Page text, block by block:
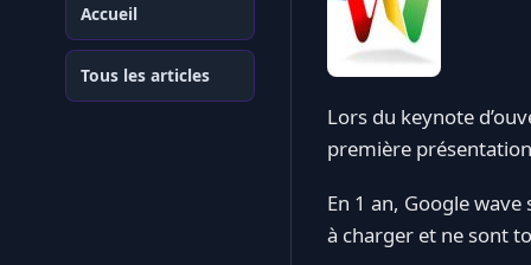
Accueil
Tous les articles
Lors du keynote
première
En 1 an, Google
à charger et ne sont